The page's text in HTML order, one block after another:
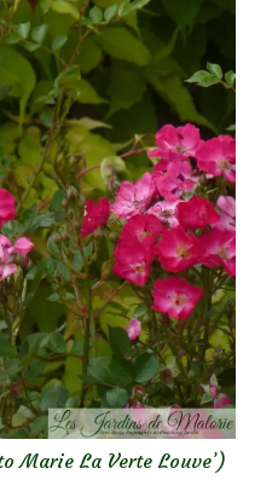
Marie La Verte Louve’)